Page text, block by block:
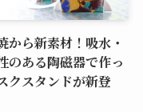
から新素材！吸水・
のある陶磁器で作っ
クスタンドが新登